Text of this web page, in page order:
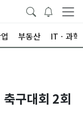
부동산 ITㆍ과학
구대회 2회